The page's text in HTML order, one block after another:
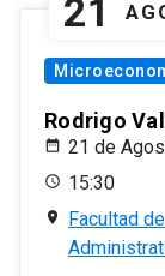
21
Rodrigo
21 de
15:30
Facultad